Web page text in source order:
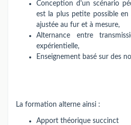
Conception d'un scénario
est la plus petite possible
ajustée au fur et à mesure,
Alternance entre
expérientielle,
Enseignement basé sur des
La formation alterne ainsi :
Apport théorique succinct